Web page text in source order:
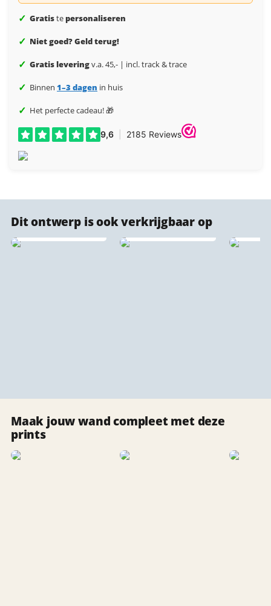
✓ Gratistepersonaliseren
✓ Niet goed? Geld terug!
✓ Gratis leveringv.a. 45,- | incl. track & trace
✓ Binnen 1–3 dagen in huis
✓ Het perfecte cadeau! 🎁
Dit ontwerp is ook verkrijgbaar op
Maak jouw wand compleet met deze
prints